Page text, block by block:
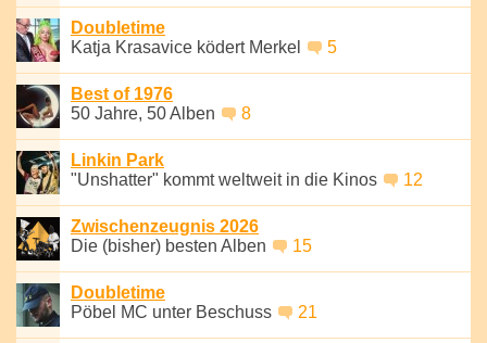
Doubletime
Katja Krasavice ködert Merkel
5
Best of 1976
50 Jahre, 50 Alben
8
Linkin Park
"Unshatter" kommt weltweit in die Kinos
12
Zwischenzeugnis 2026
Die (bisher) besten Alben
15
Doubletime
Pöbel MC unter Beschuss
21